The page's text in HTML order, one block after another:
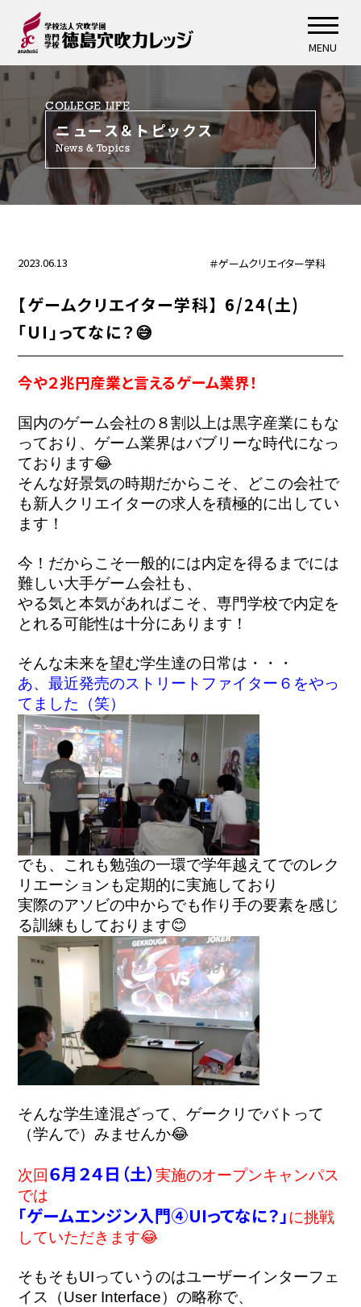
MENU
COLLEGE LIFE
ニュース＆トピックス
News & Topics
2023.06.13 ＃ゲームクリエイター学科
【ゲームクリエイター学科】 6/24(土)
「UI」ってなに？😅
今や２兆円産業と言えるゲーム業界！
国内のゲーム会社の８割以上は黒字産業にもな
っており、ゲーム業界はバブリーな時代になっ
ております😂
そんな好景気の時期だからこそ、どこの会社で
も新人クリエイターの求人を積極的に出してい
ます！
今！だからこそ一般的には内定を得るまでには
難しい大手ゲーム会社も、
やる気と本気があればこそ、専門学校で内定を
とれる可能性は十分にあります！
そんな未来を望む学生達の日常は・・・
あ、最近発売のストリートファイター６をやっ
てました（笑）
でも、これも勉強の一環で学年越えてでのレク
リエーションも定期的に実施しており
実際のアソビの中からでも作り手の要素を感じ
そんな学生達混ざって、ゲークリでバトって
（学んで）みませんか😂
次回 ６月２４日（土）実施のオープンキャンパス
では
「ゲームエンジン入門④UIってなに？」に挑戦
していただきます😂
そもそもUIっていうのはユーザーインターフェ
イス（User Interface）の略称で、